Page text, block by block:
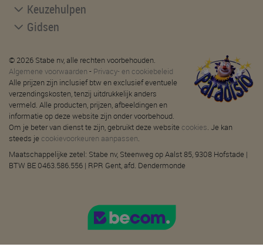
Keuzehulpen
Gidsen
© 2026 Stabe nv, alle rechten voorbehouden.
Algemene voorwaarden - Privacy- en cookiebeleid
Alle prijzen zijn inclusief btw en exclusief eventuele
verzendingskosten, tenzij uitdrukkelijk anders
vermeld. Alle producten, prijzen, afbeeldingen en
informatie op deze website zijn onder voorbehoud.
Om je beter van dienst te zijn, gebruikt deze website cookies. Je kan
steeds je cookievoorkeuren aanpassen.
Maatschappelijke zetel: Stabe nv, Steenweg op Aalst 85, 9308 Hofstade |
BTW BE 0463.586.556 | RPR Gent, afd. Dendermonde